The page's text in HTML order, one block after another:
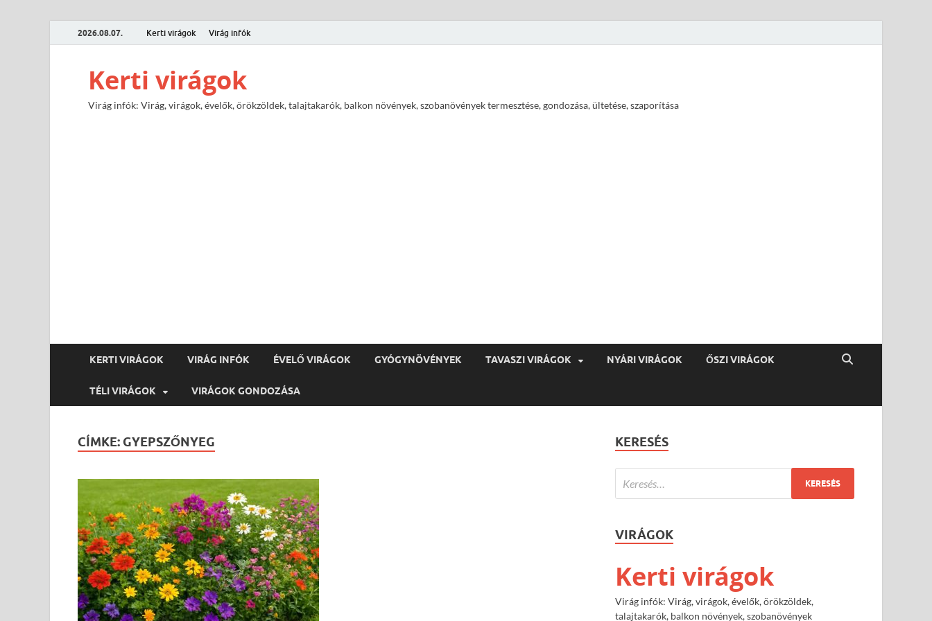
2026.08.07. Kerti virágok Virág infók
Kerti virágok
Virág infók: Virág, virágok, évelők, örökzöldek, talajtakarók, balkon növények, szobanövények termesztése, gondozása, ültetése, szaporítása
KERTI VIRÁGOK VIRÁG INFÓK ÉVELŐ VIRÁGOK GYÓGYNÖVÉNYEK TAVASZI VIRÁGOK NYÁRI VIRÁGOK ŐSZI VIRÁGOK
TÉLI VIRÁGOK VIRÁGOK GONDOZÁSA
CÍMKE: GYEPSZŐNYEG KERESÉS
VIRÁGOK
Kerti virágok
Virág infók: Virág, virágok, évelők, örökzöldek,
talajtakarók, balkon növények, szobanövények